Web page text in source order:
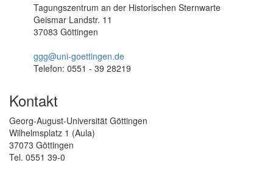
Tagungszentrum an der Historischen Sternwarte
Geismar Landstr. 11
37083 Göttingen
ggg@uni-goettingen.de
Telefon: 0551 - 39 28219
Kontakt
Georg-August-Universität Göttingen
Wilhelmsplatz 1 (Aula)
37073 Göttingen
Tel. 0551 39-0